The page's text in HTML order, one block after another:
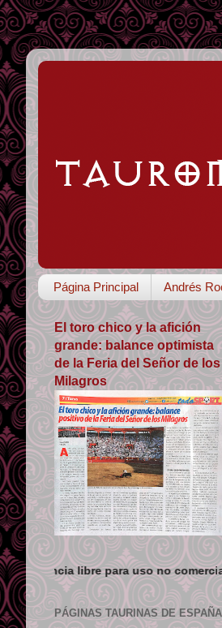
Página Principal Andrés
El toro chico y la afición
grande: balance optimista
de la Feria del Señor de los
Milagros
uso no comercial siempre que se de
PÁGINAS TAURINAS DE ESPAÑA